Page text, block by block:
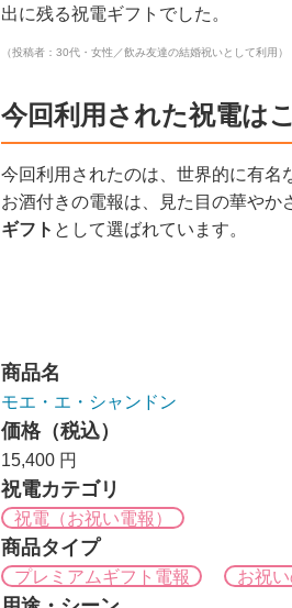
出に残る祝電ギフトでした。
（投稿者：30代・女性／飲み友達の結婚祝いとして利用）
今回利用された祝電は
今回利用されたのは、世界的に有名
お酒付きの電報は、見た目の華やか
ギフト として選ばれています。
商品名
モエ・エ・シャンドン
価格（税込）
15,400 円
祝電カテゴリ
祝電（お祝い電報）
商品タイプ
プレミアムギフト電報 お祝